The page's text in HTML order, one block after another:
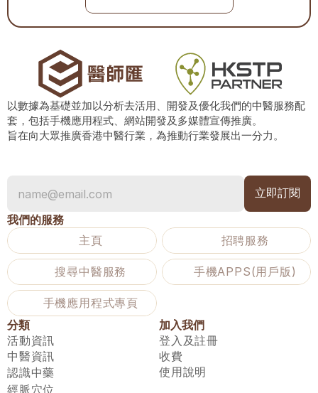
以數據為基礎並加以分析去活用、開發及優化我們的中醫服務配
套，包括手機應用程式、網站開發及多媒體宣傳推廣。
旨在向大眾推廣香港中醫行業，為推動行業發展出一分力。
我們的服務
主頁
招聘服務
搜尋中醫服務 手機APPS(用戶版)
手機應用程式專頁
分類
活動資訊
中醫資訊
認識中藥
經脈穴位
加入我們
登入及註冊
收費
使用說明